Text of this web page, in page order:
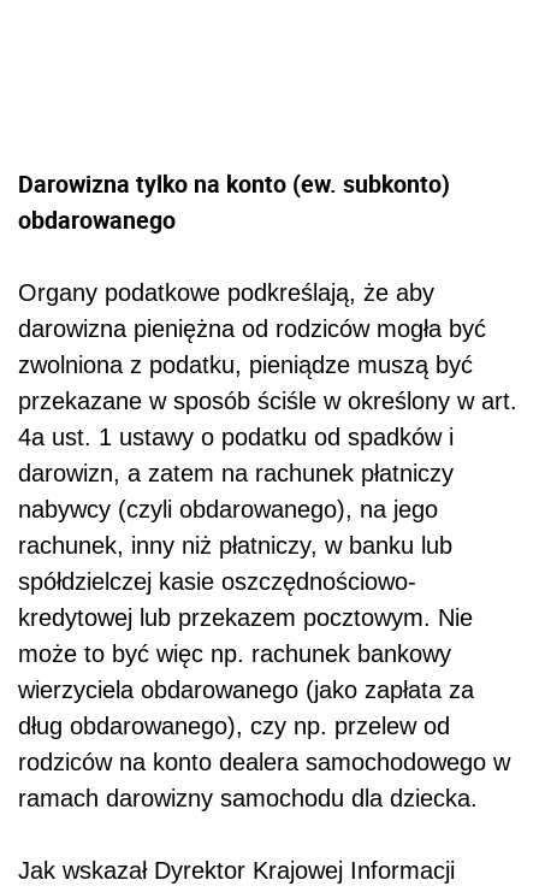
Darowizna tylko na konto (ew. subkonto)
obdarowanego
Organy podatkowe podkreślają, że aby
darowizna pieniężna od rodziców mogła być
zwolniona z podatku, pieniądze muszą być
przekazane w sposób ściśle w określony w art.
4a ust. 1 ustawy o podatku od spadków i
darowizn, a zatem na rachunek płatniczy
nabywcy (czyli obdarowanego), na jego
rachunek, inny niż płatniczy, w banku lub
spółdzielczej kasie oszczędnościowo-
kredytowej lub przekazem pocztowym. Nie
może to być więc np. rachunek bankowy
wierzyciela obdarowanego (jako zapłata za
dług obdarowanego), czy np. przelew od
rodziców na konto dealera samochodowego w
ramach darowizny samochodu dla dziecka.
Jak wskazał Dyrektor Krajowej Informacji